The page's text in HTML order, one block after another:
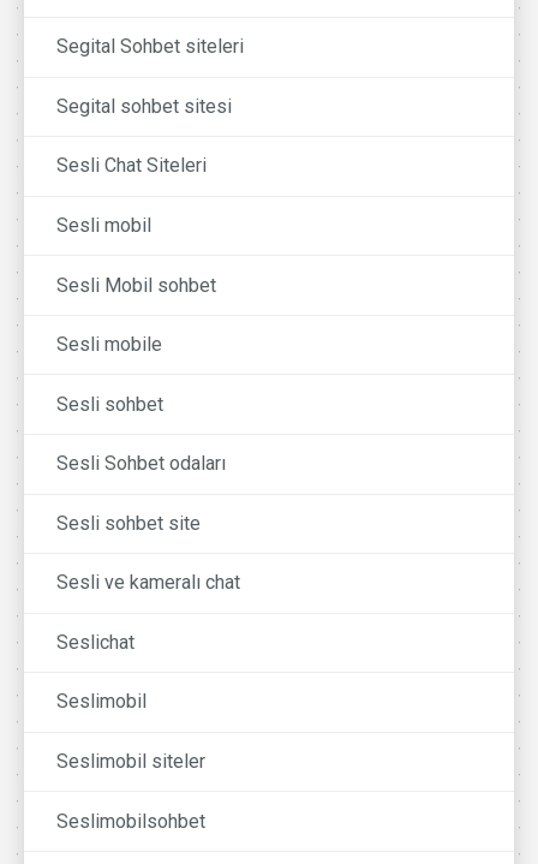
Segital Sohbet siteleri
Segital sohbet sitesi
Sesli Chat Siteleri
Sesli mobil
Sesli Mobil sohbet
Sesli mobile
Sesli sohbet
Sesli Sohbet odaları
Sesli sohbet site
Sesli ve kameralı chat
Seslichat
Seslimobil
Seslimobil siteler
Seslimobilsohbet